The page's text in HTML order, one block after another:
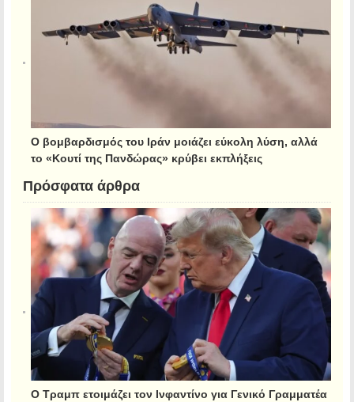
Ο βομβαρδισμός του Ιράν μοιάζει εύκολη λύση, αλλά
το «Κουτί της Πανδώρας» κρύβει εκπλήξεις
Πρόσφατα άρθρα
Ο Τραμπ ετοιμάζει τον Ινφαντίνο για Γενικό Γραμματέα